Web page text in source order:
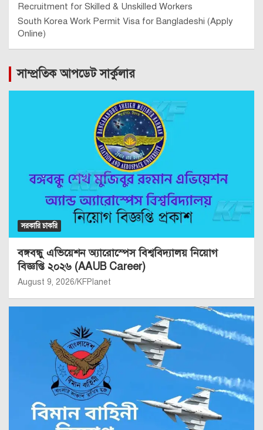
Recruitment for Skilled & Unskilled Workers
South Korea Work Permit Visa for Bangladeshi (Apply
Online)
সাম্প্রতিক আপডেট সার্কুলার
সরকারি চাকরি
বঙ্গবন্ধু এভিয়েশন অ্যারোস্পেস বিশ্ববিদ্যালয় নিয়োগ
বিজ্ঞপ্তি ২০২৬ (AAUB Career)
August 9, 2026 KFPlanet